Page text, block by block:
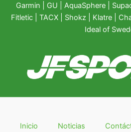
Garmin
GU AquaSphere|
Fitletic
TACX Shokz Klatre
Ideal of
Inicio Noticias